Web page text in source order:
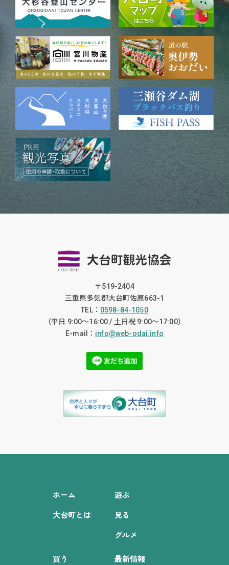
〒519-2404
三重県多気郡大台町佐原663-1
TEL： 0598-84-1050
（平日 9:00〜16:00 / 土日祝 9:00〜17:00）
E-mail： info@web-odai.info
ホーム
大台町とは
遊ぶ
見る
グルメ
買う 最新情報